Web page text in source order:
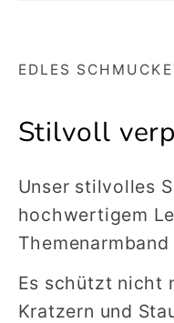
EDLES
Stilvoll
Unser stilvolles
hochwertigem
Es schützt nicht
Kratzern und